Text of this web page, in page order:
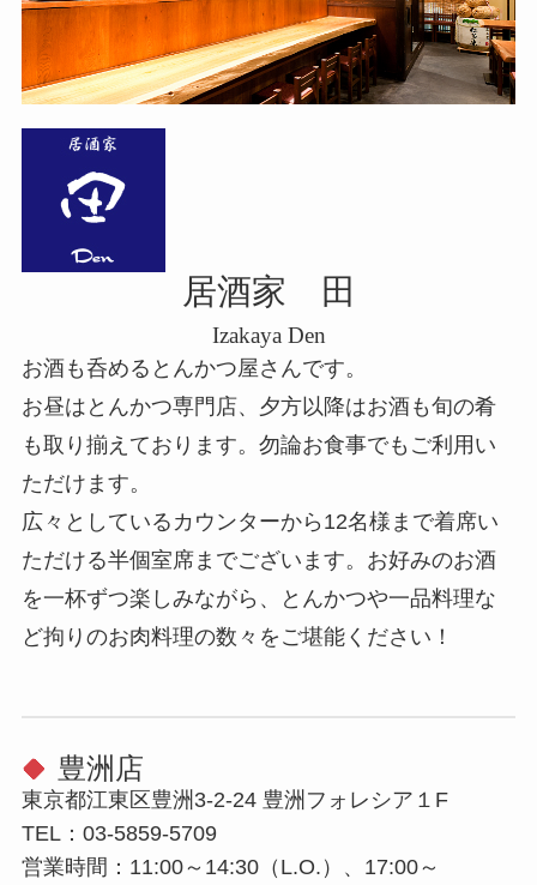
居酒家 田
Izakaya Den
お酒も呑めるとんかつ屋さんです。
お昼はとんかつ専門店、夕方以降はお酒も旬の肴
も取り揃えております。勿論お食事でもご利用い
ただけます。
広々としているカウンターから12名様まで着席い
ただける半個室席までございます。お好みのお酒
を一杯ずつ楽しみながら、とんかつや一品料理な
ど拘りのお肉料理の数々をご堪能ください！
豊洲店
東京都江東区豊洲3-2-24 豊洲フォレシア１F
TEL：03-5859-5709
営業時間：11:00～14:30（L.O.）、17:00～